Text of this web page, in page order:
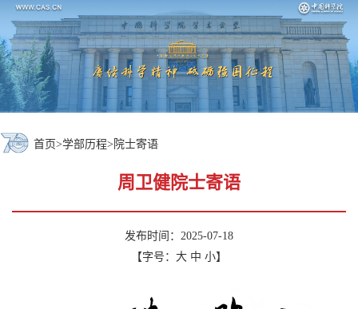
首页>学部历程> 院士寄语
周卫健院士寄语
发布时间：2025-07-18
【字号： 大 中 小】